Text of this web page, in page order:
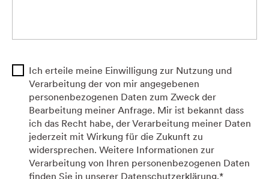
Ich erteile meine Einwilligung zur Nutzung und
Verarbeitung der von mir angegebenen
personenbezogenen Daten zum Zweck der
Bearbeitung meiner Anfrage. Mir ist bekannt dass
ich das Recht habe, der Verarbeitung meiner Daten
jederzeit mit Wirkung für die Zukunft zu
widersprechen. Weitere Informationen zur
Verarbeitung von Ihren personenbezogenen Daten
finden Sie in unserer Datenschutzerklärung.*